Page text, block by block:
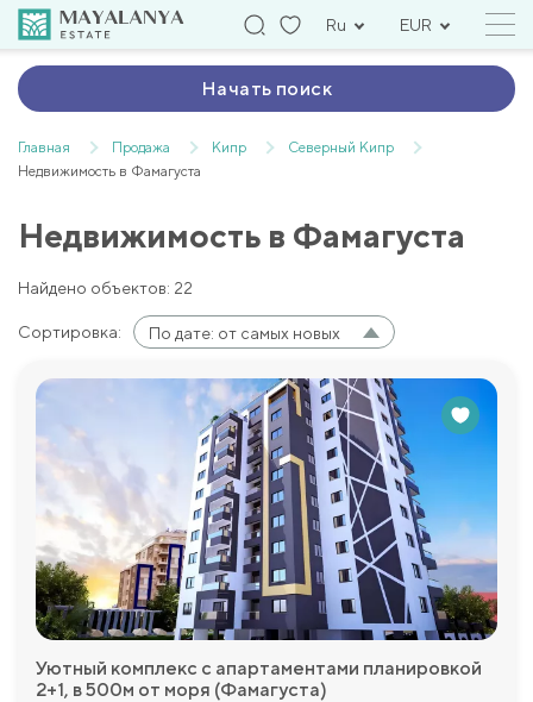
Ru EUR
Начать поиск
Главная Продажа Кипр
Северный Кипр
Недвижимость в Фамагуста
Недвижимость в Фамагуста
Найдено объектов: 22
Сортировка: По дате: от самых новых
Уютный комплекс с апартаментами планировкой
2+1, в 500м от моря (Фамагуста)